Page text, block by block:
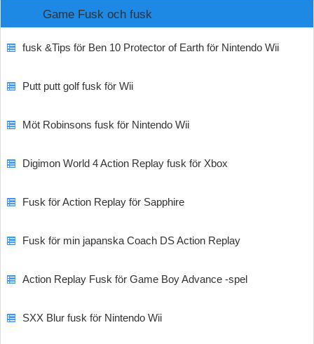
Game Fusk och fusk
fusk &Tips för Ben 10 Protector of Earth för Nintendo Wii
Putt putt golf fusk för Wii
Möt Robinsons fusk för Nintendo Wii
Digimon World 4 Action Replay fusk för Xbox
Fusk för Action Replay för Sapphire
Fusk för min japanska Coach DS Action Replay
Action Replay Fusk för Game Boy Advance -spel
SXX Blur fusk för Nintendo Wii